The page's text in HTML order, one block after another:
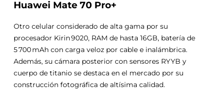
Huawei Mate 70 Pro+
Otro celular considerado de alta gama por su
procesador Kirin 9020, RAM de hasta 16GB, batería de
5 700 mAh con carga veloz por cable e inalámbrica.
Además, su cámara posterior con sensores RYYB y
cuerpo de titanio se destaca en el mercado por su
construcción fotográfica de altísima calidad.